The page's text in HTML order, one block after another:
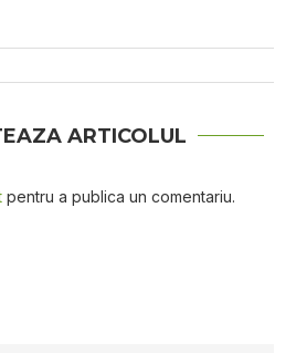
ARTICOLUL
pentru a publica un comentariu.